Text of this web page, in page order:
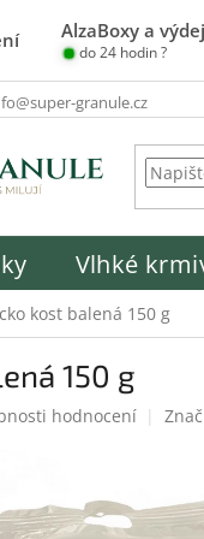
AlzaBoxy a
do 24 hodin ?
granule.cz
Vlhké
kost balená 150 g
150 g
hodnocení